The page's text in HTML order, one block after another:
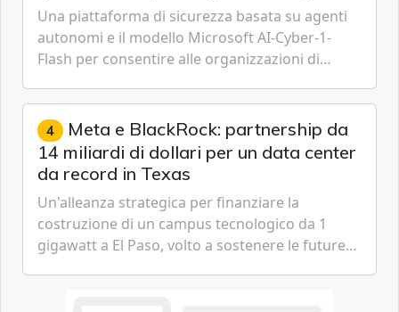
Una piattaforma di sicurezza basata su agenti
autonomi e il modello Microsoft AI-Cyber-1-
Flash per consentire alle organizzazioni di
gestione continua del rischio.
4 Meta e BlackRock: partnership da
14 miliardi di dollari per un data center
da record in Texas
Un'alleanza strategica per finanziare la
costruzione di un campus tecnologico da 1
gigawatt a El Paso, volto a sostenere le future